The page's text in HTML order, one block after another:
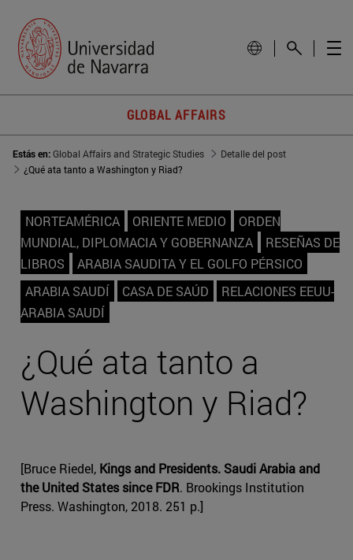
GLOBAL AFFAIRS
Estás en:Global Affairs and Strategic Studies
Detalle del post
¿Qué ata tanto a Washington y Riad?
NORTEAMÉRICA ORIENTE MEDIO
ORDEN
MUNDIAL, DIPLOMACIA Y GOBERNANZA
RESEÑAS DE
LIBROS
ARABIA SAUDITA Y EL GOLFO PÉRSICO
ARABIA SAUDÍ
CASA DE SAÚD
RELACIONES EEUU-
ARABIA SAUDÍ
¿Qué ata tanto a
Washington y Riad?
[Bruce Riedel, Kings and Presidents. Saudi Arabia and
the United States since FDR. Brookings Institution
Press. Washington, 2018. 251 p.]